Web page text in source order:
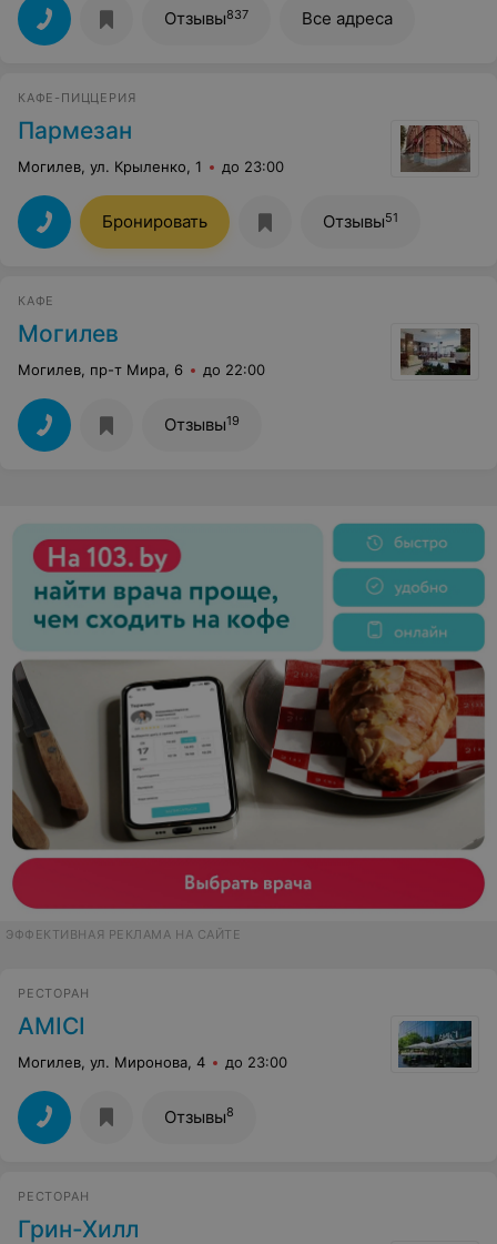
Отзывы837 Все адреса
КАФЕ-ПИЦЦЕРИЯ
Пармезан
Могилев, ул. Крыленко, 1 до 23:00
Бронировать Отзывы51
КАФЕ
Могилев
Могилев, пр-т Мира, 6 до 22:00
Отзывы19
ЭФФЕКТИВНАЯ РЕКЛАМА НА САЙТЕ
РЕСТОРАН
AMICI
Могилев, ул. Миронова, 4 до 23:00
Отзывы8
РЕСТОРАН
Грин-Хилл